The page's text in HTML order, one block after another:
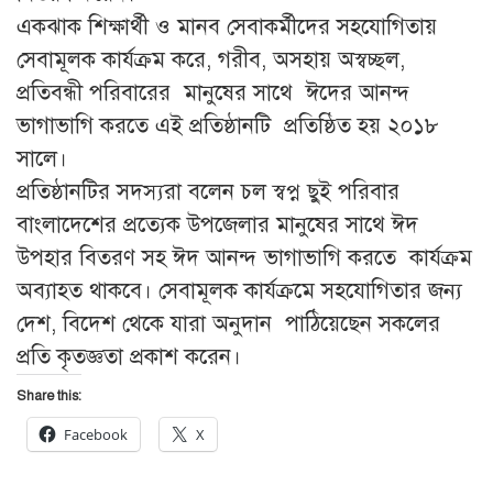
একঝাক শিক্ষার্থী ও মানব সেবাকর্মীদের সহযোগিতায়
সেবামূলক কার্যক্রম করে, গরীব, অসহায় অস্বচ্ছল,
প্রতিবন্ধী পরিবারের মানুষের সাথে ঈদের আনন্দ
ভাগাভাগি করতে এই প্রতিষ্ঠানটি প্রতিষ্ঠিত হয় ২০১৮
সালে।
প্রতিষ্ঠানটির সদস্যরা বলেন চল স্বপ্ন ছুই পরিবার
বাংলাদেশের প্রত্যেক উপজেলার মানুষের সাথে ঈদ
উপহার বিতরণ সহ ঈদ আনন্দ ভাগাভাগি করতে কার্যক্রম
অব্যাহত থাকবে। সেবামূলক কার্যক্রমে সহযোগিতার জন্য
দেশ, বিদেশ থেকে যারা অনুদান পাঠিয়েছেন সকলের
প্রতি কৃতজ্ঞতা প্রকাশ করেন।
Share this:
Facebook X